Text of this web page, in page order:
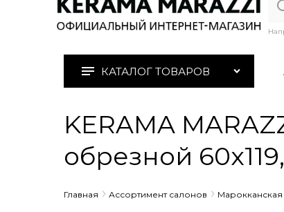
КАТАЛОГ ТОВАРОВ
KERAMA
обрезной
Главная Ассортимент салонов